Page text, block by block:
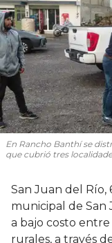
En Rancho Banthí se
que cubrió tres
San Juan del Río,
municipal de San
a bajo costo
rurales, a través